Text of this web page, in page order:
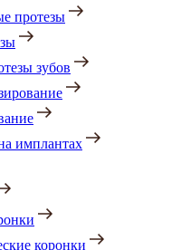
протезы
зубов
имплантах
коронки